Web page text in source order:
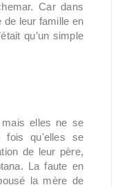
Car dans
de leur famille en
qu’un simple
elles ne se
fois qu'elles se
de leur père,
La faute en
la mère de